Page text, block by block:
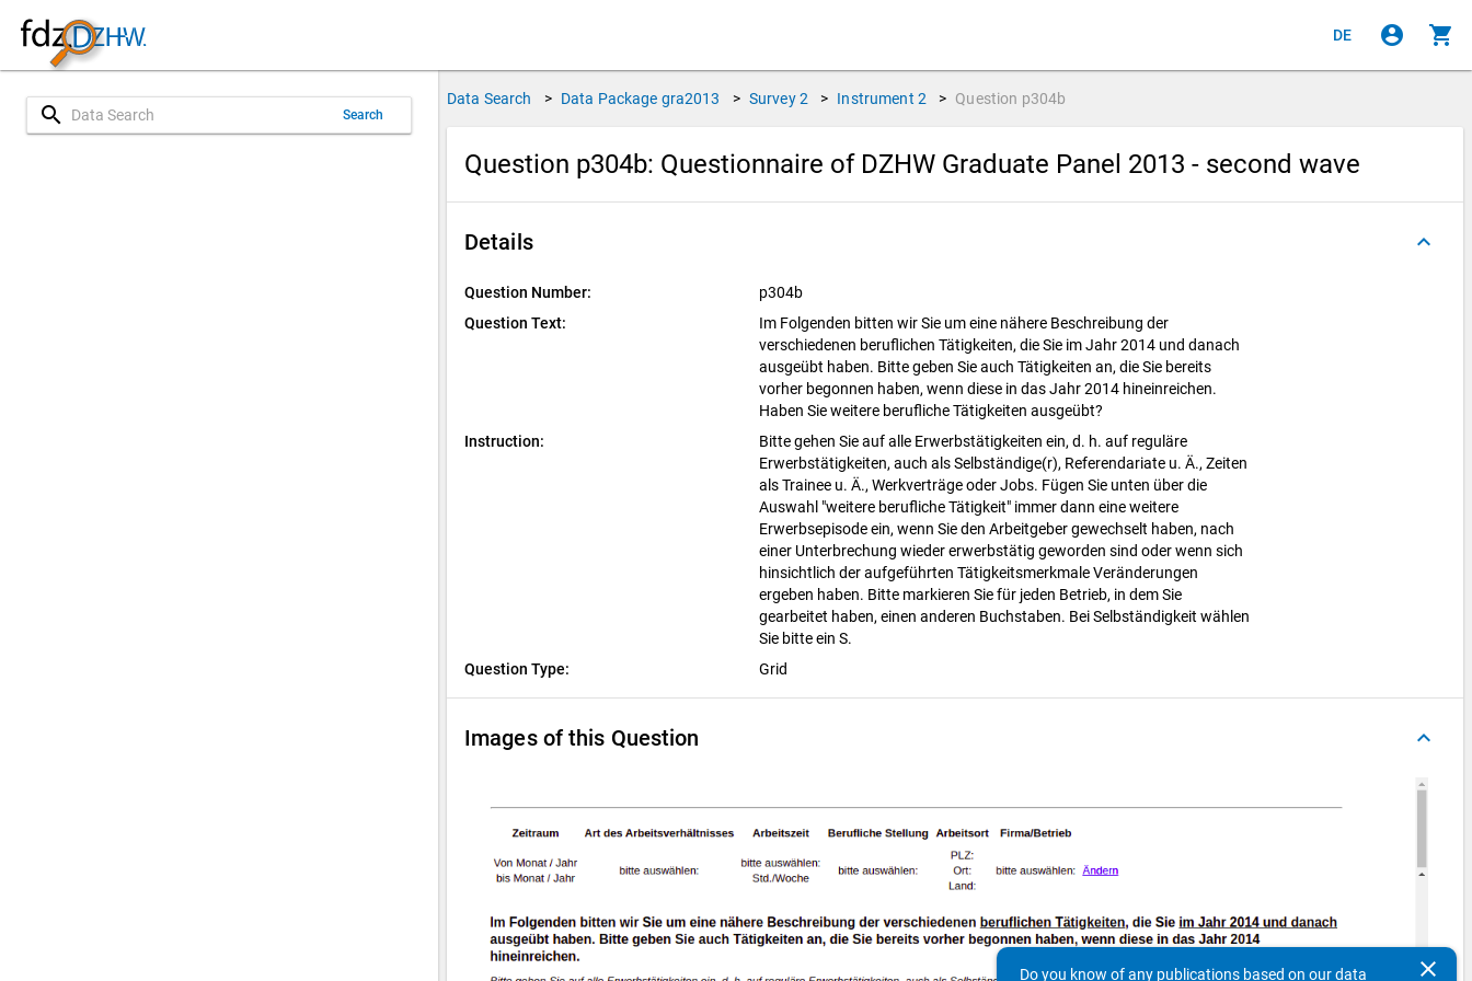
DE account_circle shopping_cart
search Search
Data Search > Data Package gra2013 > Survey 2 > Instrument 2 > Question p304b
Question p304b: Questionnaire of DZHW Graduate Panel 2013 - second wave
Details keyboard_arrow_up
Question Number:
p304b
Question Text:
Im Folgenden bitten wir Sie um eine nähere Beschreibung der
verschiedenen beruflichen Tätigkeiten, die Sie im Jahr 2014 und danach
ausgeübt haben. Bitte geben Sie auch Tätigkeiten an, die Sie bereits
vorher begonnen haben, wenn diese in das Jahr 2014 hineinreichen.
Haben Sie weitere berufliche Tätigkeiten ausgeübt?
Instruction:
Bitte gehen Sie auf alle Erwerbstätigkeiten ein, d. h. auf reguläre
Erwerbstätigkeiten, auch als Selbständige(r), Referendariate u. Ä., Zeiten
als Trainee u. Ä., Werkverträge oder Jobs. Fügen Sie unten über die
Auswahl "weitere berufliche Tätigkeit" immer dann eine weitere
Erwerbsepisode ein, wenn Sie den Arbeitgeber gewechselt haben, nach
einer Unterbrechung wieder erwerbstätig geworden sind oder wenn sich
hinsichtlich der aufgeführten Tätigkeitsmerkmale Veränderungen
ergeben haben. Bitte markieren Sie für jeden Betrieb, in dem Sie
gearbeitet haben, einen anderen Buchstaben. Bei Selbständigkeit wählen
Sie bitte ein S.
Question Type:
Grid
Images of this Question keyboard_arrow_up
clear
Do you know of any publications based on our data